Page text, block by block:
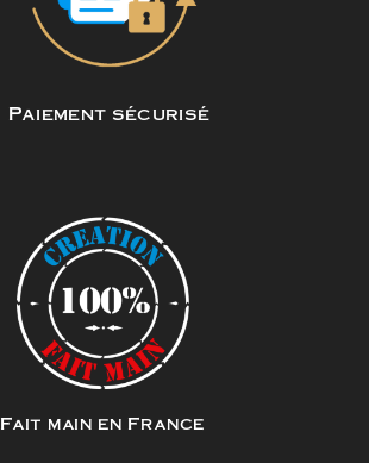
Paiement sécurisé
Fait main en France